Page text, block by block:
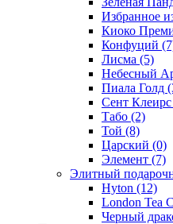
Избранное
Киоко
Конфуций
Лисма (5)
Небесный
Пиала Голд
Сент Клеирс
Табо (2)
Той (8)
Царский (0)
Элемент (7)
Элитный
Hyton (12)
London Tea
Черный